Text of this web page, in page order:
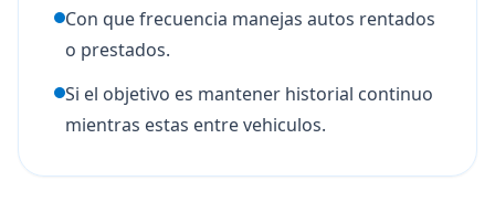
Con que frecuencia manejas autos rentados
o prestados.
Si el objetivo es mantener historial continuo
mientras estas entre vehiculos.